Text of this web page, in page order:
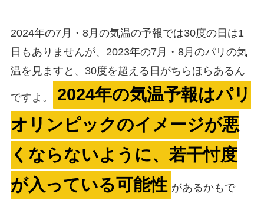
2024年の7月・8月の気温の予報では30度の日は1
日もありませんが、2023年の7月・8月のパリの気
温を見ますと、30度を超える日がちらほらあるん
ですよ。
2024年の気温予報はパリ
オリンピックのイメージが悪
くならないように、若干忖度
が入っている可能性 があるかもで